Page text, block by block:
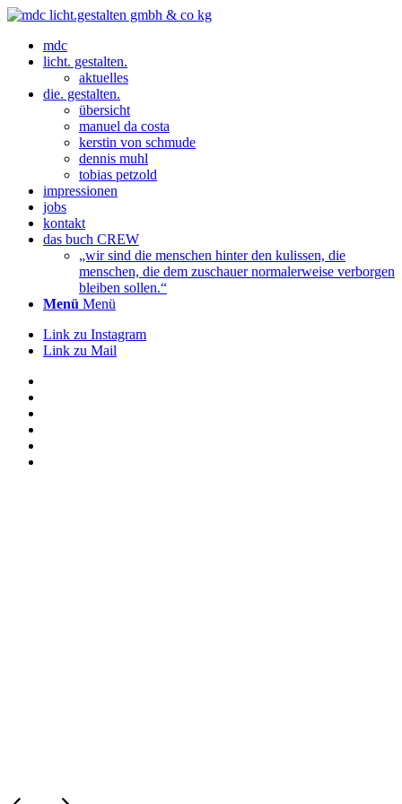
mdc
licht. gestalten.
aktuelles
die. gestalten.
übersicht
manuel da costa
kerstin von schmude
dennis muhl
tobias petzold
impressionen
jobs
kontakt
das buch CREW
„wir sind die menschen hinter den kulissen, die
menschen, die dem zuschauer normalerweise verborgen
bleiben sollen.“
Menü Menü
Link zu Instagram
Link zu Mail